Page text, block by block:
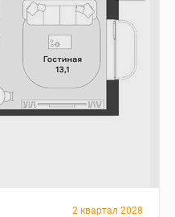
2 квартал 2028